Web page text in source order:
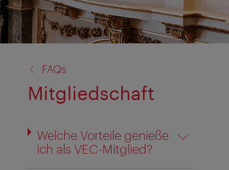
FAQs
Mitgliedschaft
Welche Vorteile genieße
ich als VEC-Mitglied?